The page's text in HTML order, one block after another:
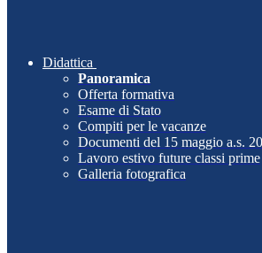
Didattica
Panoramica
Offerta formativa
Esame di Stato
Compiti per le vacanze
Documenti del 15 maggio a.s.
Lavoro estivo future classi prime
Galleria fotografica